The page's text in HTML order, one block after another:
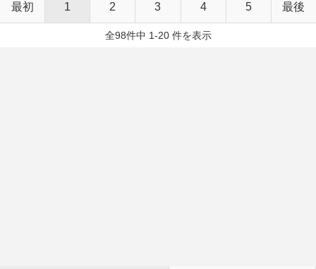
最初 1 2 3 4 5 最後
全98件中 1-20 件を表示